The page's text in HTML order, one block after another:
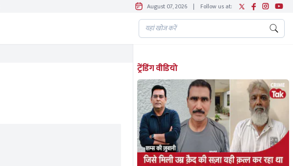
August 07, 2026 | Follow us at:
ट्रेंडिंग वीडियो